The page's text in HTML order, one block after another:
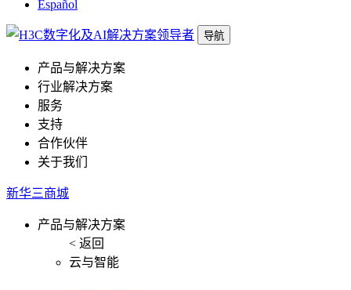
Español
导航
产品与解决方案
行业解决方案
服务
支持
合作伙伴
关于我们
新华三商城
产品与解决方案
< 返回
云与智能